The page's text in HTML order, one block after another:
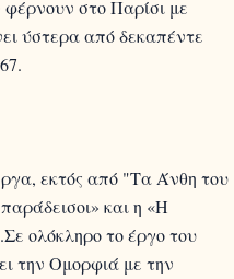
φέρνουν στο Παρίσι με
ύστερα από δεκαπέντε
εκτός από "Τα Άνθη του
και η «Η
ολόκληρο το έργο του
την Ομορφιά με την